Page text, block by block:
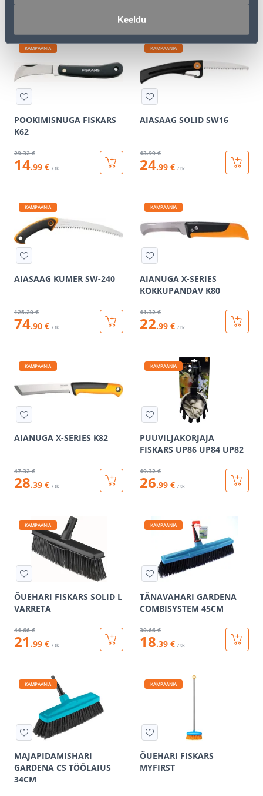
Keeldu
6
KAMPAANIA
POOKIMISNUGA FISKARS
K62
29.32 €
14.99 € / tk
KAMPAANIA
AIASAAG SOLID SW16
43.99 €
24.99 € / tk
KAMPAANIA
AIASAAG KUMER SW-240
125.20 €
74.90 € / tk
KAMPAANIA
AIANUGA X-SERIES
KOKKUPANDAV K80
41.32 €
22.99 € / tk
KAMPAANIA
AIANUGA X-SERIES K82
47.32 €
28.39 € / tk
KAMPAANIA
PUUVILJAKORJAJA
FISKARS UP86 UP84 UP82
49.32 €
26.99 € / tk
KAMPAANIA
ÕUEHARI FISKARS SOLID L
VARRETA
44.66 €
21 .99 € / tk
KAMPAANIA
TÄNAVAHARI GARDENA
COMBISYSTEM 45CM
30.66 €
18.39 € / tk
KAMPAANIA
MAJAPIDAMISHARI
GARDENA CS TÖÖLAIUS
34CM
KAMPAANIA
ÕUEHARI FISKARS
MYFIRST